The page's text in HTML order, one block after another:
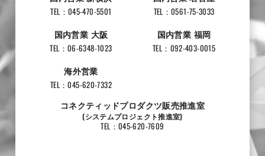
TEL：045-470-5501 TEL：0561-75-3033
国内営業 大阪
TEL：06-6348-1023
国内営業 福岡
TEL：092-403-0015
海外営業
TEL：045-620-7332
コネクティッドプロダクツ販売推進室
(システムプロジェクト推進室)
TEL：045-620-7609